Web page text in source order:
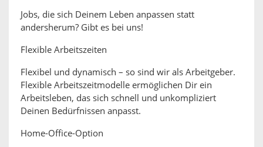
Jobs, die sich Deinem Leben anpassen statt
andersherum? Gibt es bei uns!
Flexible Arbeitszeiten
Flexibel und dynamisch – so sind wir als Arbeitgeber.
Flexible Arbeitszeitmodelle ermöglichen Dir ein
Arbeitsleben, das sich schnell und unkompliziert
Deinen Bedürfnissen anpasst.
Home-Office-Option